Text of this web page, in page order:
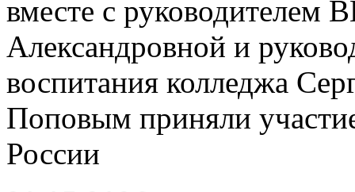
вместе с руководителем
Александровной и
воспитания колледжа
Поповым приняли
России